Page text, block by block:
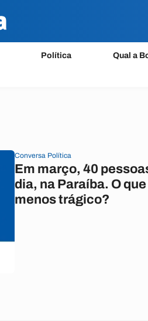
Política Qual a
Conversa Política
Em março, 40
dia, na Paraíba. O
menos trágico?